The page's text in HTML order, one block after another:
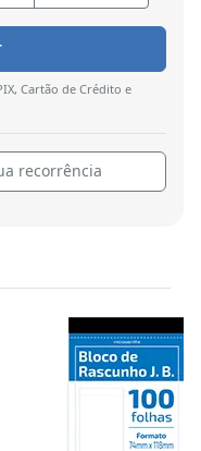
Cartão de Crédito e
recorrência